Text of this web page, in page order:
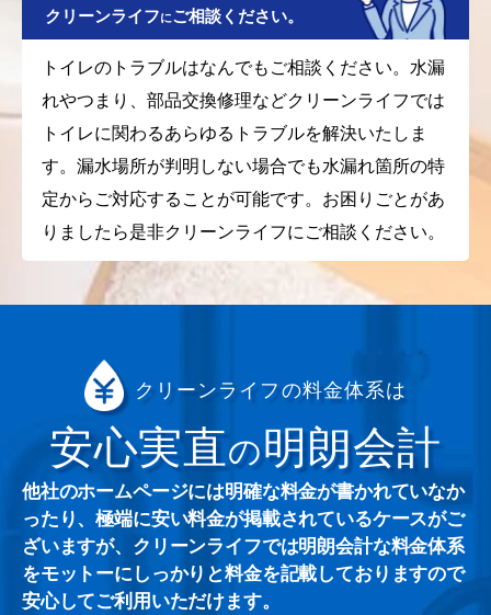
クリーンライフにご相談ください。
トイレのトラブルはなんでもご相談ください。水漏
れやつまり、部品交換修理などクリーンライフでは
トイレに関わるあらゆるトラブルを解決いたしま
す。漏水場所が判明しない場合でも水漏れ箇所の特
定からご対応することが可能です。お困りごとがあ
りましたら是非クリーンライフにご相談ください。
クリーンライフの料金体系は
安心実直の明朗会計
他社のホームページには明確な料金が書かれていなか
ったり、極端に安い料金が掲載されているケースがご
ざいますが、クリーンライフでは明朗会計な料金体系
をモットーにしっかりと料金を記載しておりますので
安心してご利用いただけます。